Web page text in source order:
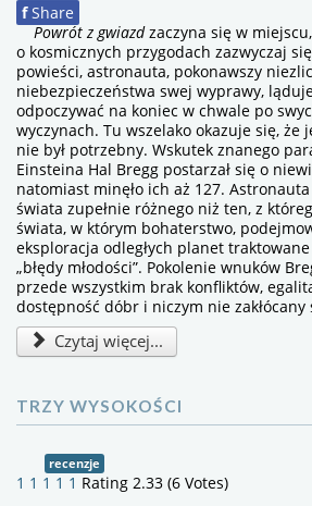
f Share
Powrót z gwiazdzaczyna się w
o kosmicznych przygodach zazwyczaj
powieści, astronauta, pokonawszy
niebezpieczeństwa swej wyprawy,
odpoczywać na koniec w chwale po
wyczynach. Tu wszelako okazuje się, że
nie był potrzebny. Wskutek znanego
Einsteina Hal Bregg postarzał się o
natomiast minęło ich aż 127.
świata zupełnie różnego niż ten, z
świata, w którym bohaterstwo,
eksploracja odległych planet
„błędy młodości”. Pokolenie wnuków
przede wszystkim brak konfliktów,
dostępność dóbr i niczym nie zakłócany
Czytaj więcej...
TRZY WYSOKOŚCI
recenzje
1 1 1 1 1 Rating 2.33 (6 Votes)